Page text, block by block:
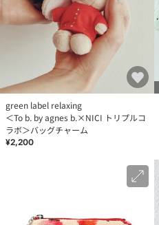
green label relaxing
＜To b. by agnes b.×NICI トリプルコ
ラボ＞バッグチャーム
¥2,200